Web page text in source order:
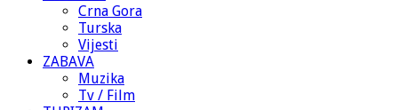
Crna Gora
Turska
Vijesti
ZABAVA
Muzika
Tv / Film